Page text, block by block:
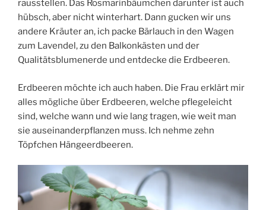
rausstellen. Das Rosmarinbäumchen darunter ist auch
hübsch, aber nicht winterhart. Dann gucken wir uns
andere Kräuter an, ich packe Bärlauch in den Wagen
zum Lavendel, zu den Balkonkästen und der
Qualitätsblumenerde und entdecke die Erdbeeren.
Erdbeeren möchte ich auch haben. Die Frau erklärt mir
alles mögliche über Erdbeeren, welche pflegeleicht
sind, welche wann und wie lang tragen, wie weit man
sie auseinanderpflanzen muss. Ich nehme zehn
Töpfchen Hängeerdbeeren.